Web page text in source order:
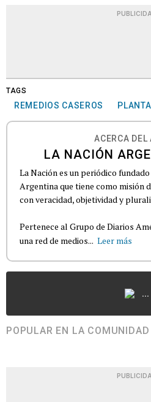
TAGS
REMEDIOS CASEROS
ACERCA DEL
LA NACIÓN
La Nación es un periódico fundado
Argentina que tiene como misión
con veracidad, objetividad y
Pertenece al Grupo de Diarios
una red de medios... Leer más
...
POPULAR EN LA COMUNIDAD